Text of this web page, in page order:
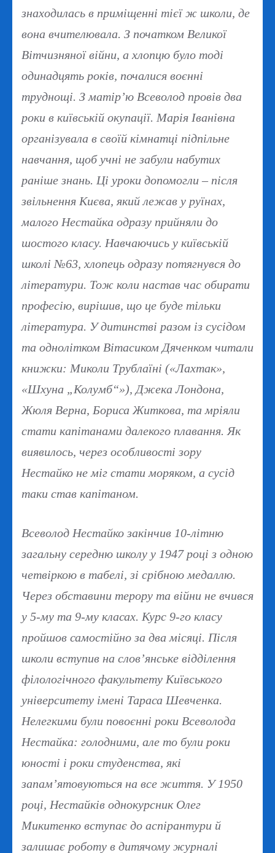
знаходилась в приміщенні тієї ж школи, де
вона вчителювала. З початком Великої
Вітчизняної війни, а хлопцю було тоді
одинадцять років, почалися воєнні
труднощі. З матір’ю Всеволод провів два
роки в київській окупації. Марія Іванівна
організувала в своїй кімнатці підпільне
навчання, щоб учні не забули набутих
раніше знань. Ці уроки допомогли – після
звільнення Києва, який лежав у руїнах,
малого Нестайка одразу прийняли до
шостого класу. Навчаючись у київській
школі №63, хлопець одразу потягнувся до
літератури. Тож коли настав час обирати
професію, вирішив, що це буде тільки
література. У дитинстві разом із сусідом
та однолітком Вітасиком Дяченком читали
книжки: Миколи Трублаїні («Лахтак»,
«Шхуна „Колумб“»), Джека Лондона,
Жюля Верна, Бориса Житкова, та мріяли
стати капітанами далекого плавання. Як
виявилось, через особливості зору
Нестайко не міг стати моряком, а сусід
таки став капітаном.
Всеволод Нестайко закінчив 10-літню
загальну середню школу у 1947 році з одною
четвіркою в табелі, зі срібною медаллю.
Через обставини терору та війни не вчився
у 5-му та 9-му класах. Курс 9-го класу
пройшов самостійно за два місяці. Після
школи вступив на слов’янське відділення
філологічного факультету Київського
університету імені Тараса Шевченка.
Нелегкими були повоєнні роки Всеволода
Нестайка: голодними, але то були роки
юності і роки студенства, які
запам’ятовуються на все життя. У 1950
році, Нестайків однокурсник Олег
Микитенко вступає до аспірантури й
залишає роботу в дитячому журналі